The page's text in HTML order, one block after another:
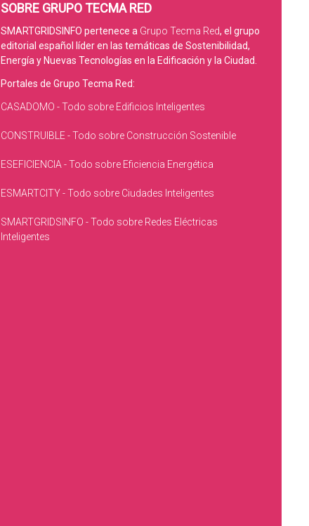
SOBRE GRUPO TECMA RED
SMARTGRIDSINFO pertenece a Grupo Tecma Red, el grupo
editorial español líder en las temáticas de Sostenibilidad,
Energía y Nuevas Tecnologías en la Edificación y la Ciudad.
Portales de Grupo Tecma Red:
CASADOMO - Todo sobre Edificios Inteligentes
CONSTRUIBLE - Todo sobre Construcción Sostenible
ESEFICIENCIA - Todo sobre Eficiencia Energética
ESMARTCITY - Todo sobre Ciudades Inteligentes
SMARTGRIDSINFO - Todo sobre Redes Eléctricas
Inteligentes